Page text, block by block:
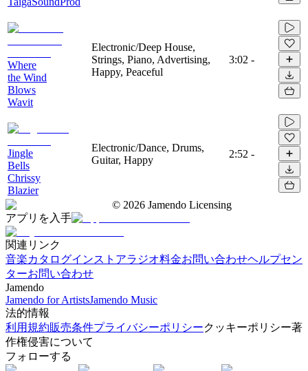
Where
the Wind
Blows
Wavit
Electronic/Deep House,
Strings, Piano, Advertising,
Happy, Peaceful
3:02 -
Jingle
Bells
Chrissy
Blazier
Electronic/Dance, Drums,
Guitar, Happy
2:52 -
© 2026 Jamendo Licensing
アプリを入手
関連リンク
音楽カタログインストアラジオ料金お問い合わせヘルプセン
ターお問い合わせ
Jamendo
Jamendo for ArtistsJamendo Music
法的情報
利用規約販売条件プライバシーポリシークッキーポリシー著
作権侵害について
フォローする